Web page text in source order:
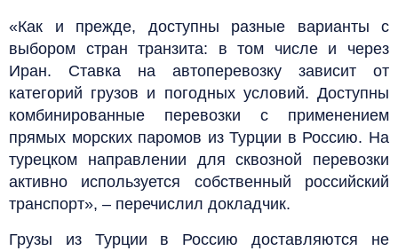
«Как и прежде, доступны разные варианты с
выбором стран транзита: в том числе и через
Иран. Ставка на автоперевозку зависит от
категорий грузов и погодных условий. Доступны
комбинированные перевозки с применением
прямых морских паромов из Турции в Россию. На
турецком направлении для сквозной перевозки
активно используется собственный российский
транспорт», – перечислил докладчик.
Грузы из Турции в Россию доставляются не